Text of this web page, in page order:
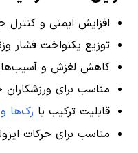
افزایش ایمنی و کنترل
توزیع یکنواخت فشار
کاهش لغزش و
مناسب برای
قابلیت ترکیب با رک‌ها
مناسب برای حرکات